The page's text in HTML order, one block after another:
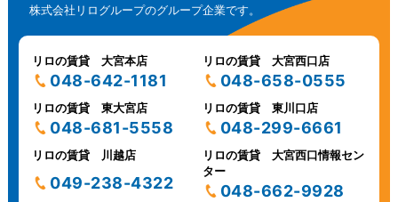
株式会社リログループのグループ企業です。
リロの賃貸 大宮本店
048-642-1181
リロの賃貸 大宮西口店
048-658-0555
リロの賃貸 東大宮店
048-681-5558
リロの賃貸 東川口店
048-299-6661
リロの賃貸 川越店
049-238-4322
リロの賃貸 大宮西口情報セン
ター
048-662-9928